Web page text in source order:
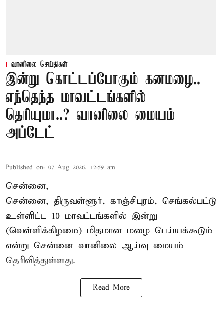
வானிலை செய்திகள்
இன்று கொட்டப்போகும் கனமழை..
எந்தெந்த மாவட்டங்களில்
தெரியுமா..? வானிலை மையம்
அப்டேட்
Published on: 07 Aug 2026, 12:59 am
சென்னை,
சென்னை, திருவள்ளூர், காஞ்சிபுரம், செங்கல்பட்டு
உள்ளிட்ட 10 மாவட்டங்களில் இன்று
(வெள்ளிக்கிழமை) மிதமான மழை பெய்யக்கூடும்
என்று சென்னை வானிலை ஆய்வு மையம்
தெரிவித்துள்ளது.
Read More